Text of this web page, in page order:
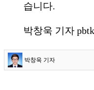
습니다.
박창욱 기자
박창욱 기자